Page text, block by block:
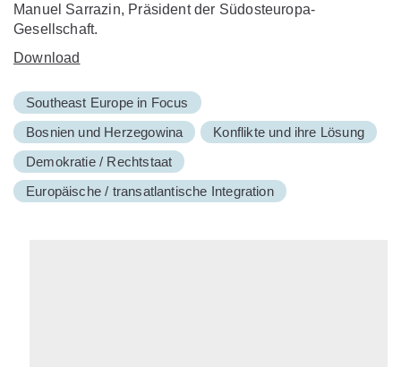
Manuel Sarrazin, Präsident der Südosteuropa-
Gesellschaft.
Download
Southeast Europe in Focus
Bosnien und Herzegowina
Konflikte und ihre Lösung
Demokratie / Rechtstaat
Europäische / transatlantische Integration